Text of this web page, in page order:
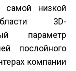
низкой
3D-
параметр
послойного
компании